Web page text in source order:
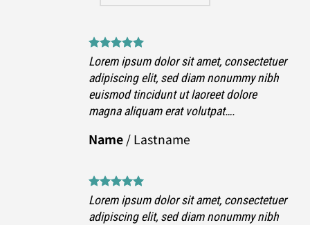
Lorem ipsum dolor sit amet, consectetuer
adipiscing elit, sed diam nonummy nibh
euismod tincidunt ut laoreet dolore
magna aliquam erat volutpat….
Name / Lastname
Lorem ipsum dolor sit amet, consectetuer
adipiscing elit, sed diam nonummy nibh